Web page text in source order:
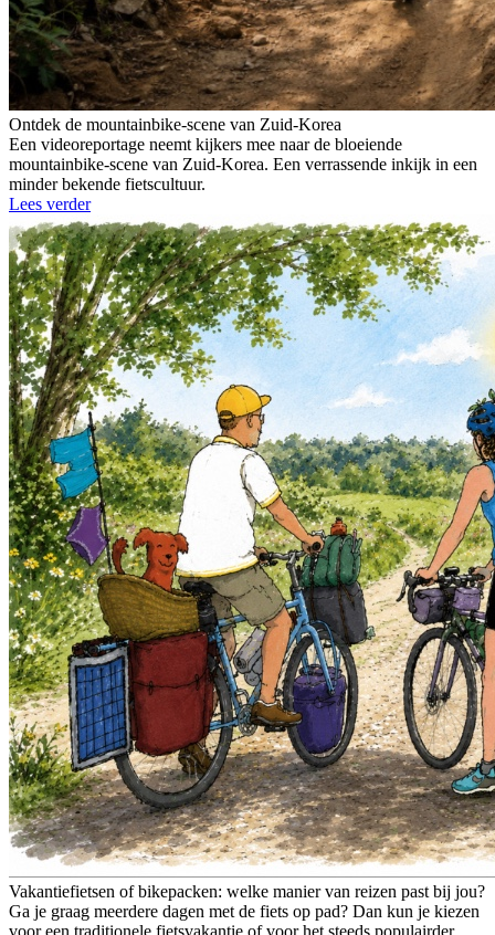
Ontdek de mountainbike-scene van Zuid-Korea
Een videoreportage neemt kijkers mee naar de bloeiende
mountainbike-scene van Zuid-Korea. Een verrassende inkijk in een
minder bekende fietscultuur.
Lees verder
Vakantiefietsen of bikepacken: welke manier van reizen past bij jou?
Ga je graag meerdere dagen met de fiets op pad? Dan kun je kiezen